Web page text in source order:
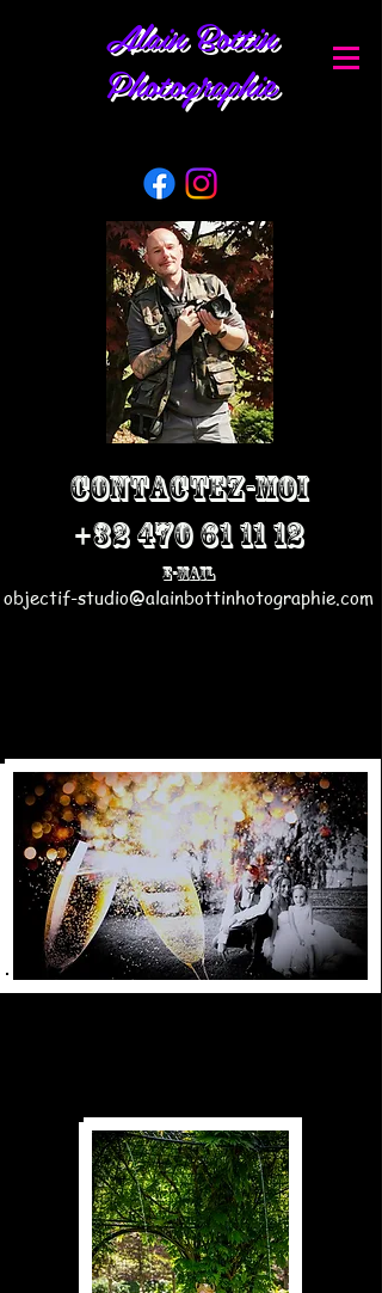
Alain Bottin
Photographie
Contactez-moi
+32 470 61 11 12
E-Mail
objectif-studio@alainbottinhotographie.com